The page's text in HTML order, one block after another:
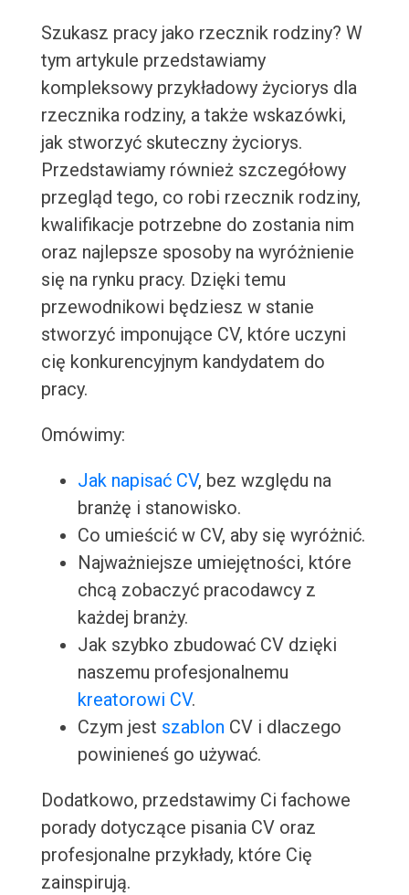
Szukasz pracy jako rzecznik rodziny? W
tym artykule przedstawiamy
kompleksowy przykładowy życiorys dla
rzecznika rodziny, a także wskazówki,
jak stworzyć skuteczny życiorys.
Przedstawiamy również szczegółowy
przegląd tego, co robi rzecznik rodziny,
kwalifikacje potrzebne do zostania nim
oraz najlepsze sposoby na wyróżnienie
się na rynku pracy. Dzięki temu
przewodnikowi będziesz w stanie
stworzyć imponujące CV, które uczyni
cię konkurencyjnym kandydatem do
pracy.
Omówimy:
Jak napisać CV, bez względu na
branżę i stanowisko.
Co umieścić w CV, aby się wyróżnić.
Najważniejsze umiejętności, które
chcą zobaczyć pracodawcy z
każdej branży.
Jak szybko zbudować CV dzięki
naszemu profesjonalnemu
kreatorowi CV.
Czym jest szablon CV i dlaczego
powinieneś go używać.
Dodatkowo, przedstawimy Ci fachowe
porady dotyczące pisania CV oraz
profesjonalne przykłady, które Cię
zainspirują.